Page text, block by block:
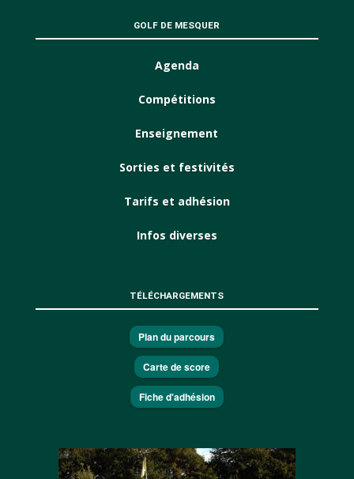
GOLF DE MESQUER
Agenda
Compétitions
Enseignement
Sorties et festivités
Tarifs et adhésion
Infos diverses
TÉLÉCHARGEMENTS
Plan du parcours
Carte de score
Fiche d'adhésion